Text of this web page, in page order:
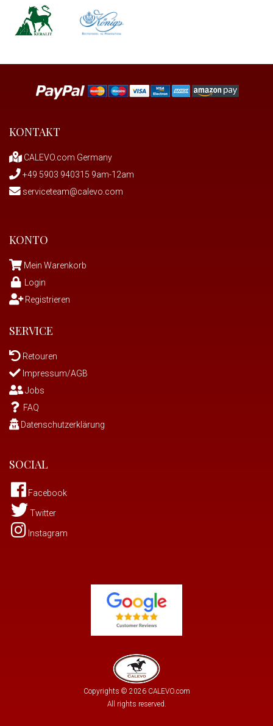
KONTAKT
CALEVO.com Germany
+49 5903 940315 9am-12am
serviceteam@calevo.com
KONTO
Mein Warenkorb
Login
Registrieren
SERVICE
Retouren
Impressum/AGB
Jobs
FAQ
Datenschutzerklärung
SOCIAL
Facebook
Twitter
Instagram
Copyrights © 2026 CALEVO.com
All rights reserved.